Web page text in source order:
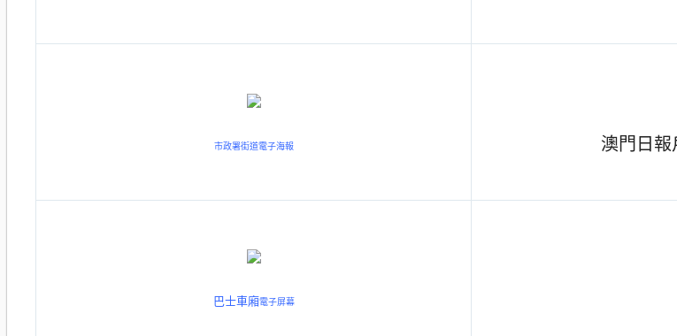
市政署街道電子海報 澳門日
巴士車廂電子屏幕